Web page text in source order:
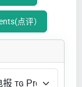
点评）